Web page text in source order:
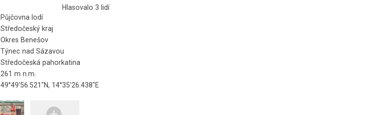
Hlasovalo 3 lidí
Půjčovna lodí
Středočeský kraj
Okres Benešov
Týnec nad Sázavou
Středočeská pahorkatina
261 m n.m.
49°49'56.521"N, 14°35'26.438"E